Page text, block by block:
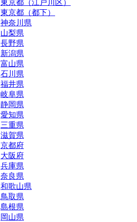
東京都（江戸川区）
東京都（都下）
神奈川県
山梨県
長野県
新潟県
富山県
石川県
福井県
岐阜県
静岡県
愛知県
三重県
滋賀県
京都府
大阪府
兵庫県
奈良県
和歌山県
鳥取県
島根県
岡山県